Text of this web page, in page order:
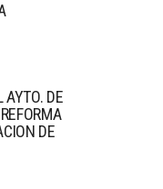
AYTO. DE
DE